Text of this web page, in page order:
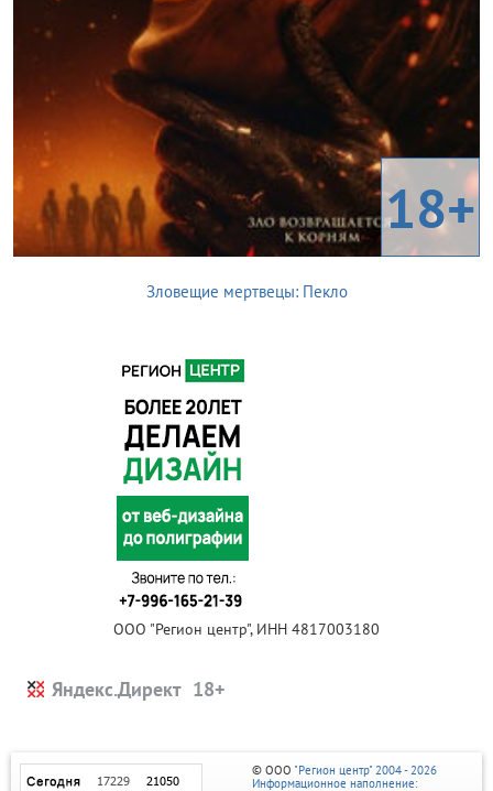
18+
Зловещие мертвецы: Пекло
ООО "Регион центр", ИНН 4817003180
Яндекс.Директ
© ООО "Регион центр" 2004 - 2026
Информационное наполнение: